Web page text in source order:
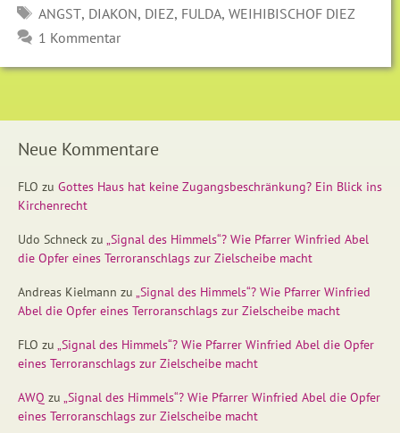
SCHLAGWÖRTER
ANGST, DIAKON, DIEZ, FULDA, WEIHIBISCHOF DIEZ
1 Kommentar
Neue Kommentare
FLO zu Gottes Haus hat keine Zugangsbeschränkung? Ein Blick ins
Kirchenrecht
Udo Schneck zu „Signal des Himmels“? Wie Pfarrer Winfried Abel
die Opfer eines Terroranschlags zur Zielscheibe macht
Andreas Kielmann zu „Signal des Himmels“? Wie Pfarrer Winfried
Abel die Opfer eines Terroranschlags zur Zielscheibe macht
FLO zu „Signal des Himmels“? Wie Pfarrer Winfried Abel die Opfer
eines Terroranschlags zur Zielscheibe macht
AWQ zu „Signal des Himmels“? Wie Pfarrer Winfried Abel die Opfer
eines Terroranschlags zur Zielscheibe macht